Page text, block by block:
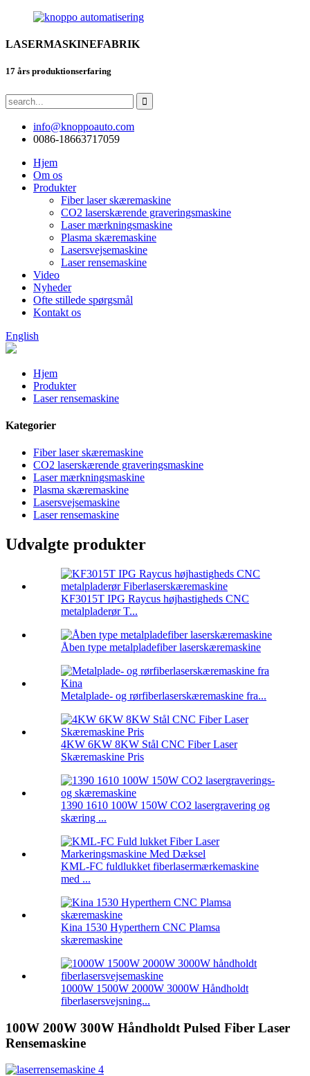
LASERMASKINEFABRIK
17 års produktionserfaring
info@knoppoauto.com
0086-18663717059
Hjem
Om os
Produkter
Fiber laser skæremaskine
CO2 laserskærende graveringsmaskine
Laser mærkningsmaskine
Plasma skæremaskine
Lasersvejsemaskine
Laser rensemaskine
Video
Nyheder
Ofte stillede spørgsmål
Kontakt os
English
Hjem
Produkter
Laser rensemaskine
Kategorier
Fiber laser skæremaskine
CO2 laserskærende graveringsmaskine
Laser mærkningsmaskine
Plasma skæremaskine
Lasersvejsemaskine
Laser rensemaskine
Udvalgte produkter
KF3015T IPG Raycus højhastigheds CNC
metalpladerør T...
Åben type metalpladefiber laserskæremaskine
Metalplade- og rørfiberlaserskæremaskine fra...
4KW 6KW 8KW Stål CNC Fiber Laser
Skæremaskine Pris
1390 1610 100W 150W CO2 lasergravering og
skæring ...
KML-FC fuldlukket fiberlasermærkemaskine
med ...
Kina 1530 Hyperthern CNC Plamsa
skæremaskine
1000W 1500W 2000W 3000W Håndholdt
fiberlasersvejsning...
100W 200W 300W Håndholdt Pulsed Fiber Laser
Rensemaskine